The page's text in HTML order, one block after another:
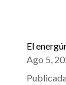
El
Ago 5,